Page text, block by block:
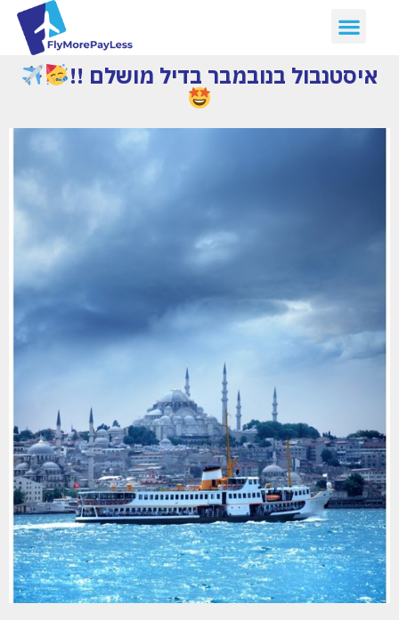
איסטנבול בנובמבר בדיל מושלם !!